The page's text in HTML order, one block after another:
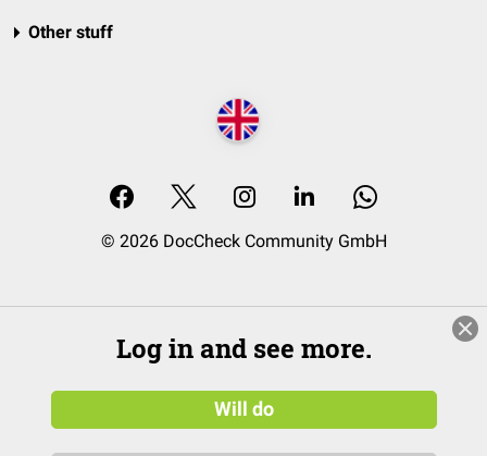
Other stuff
© 2026 DocCheck Community GmbH
Log in and see more.
Will do